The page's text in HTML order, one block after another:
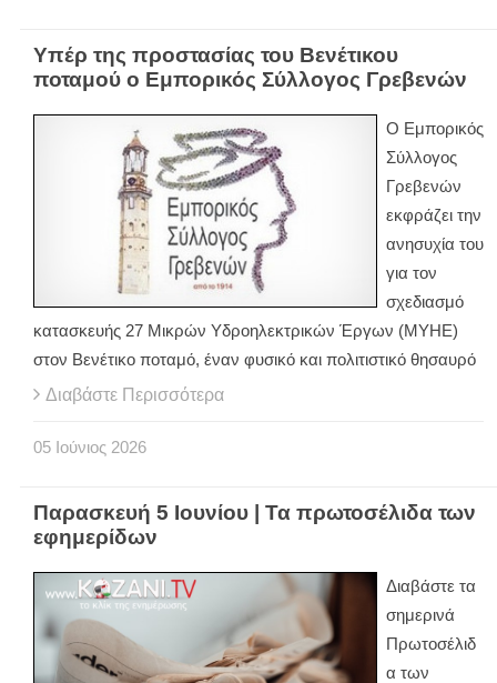
Υπέρ της προστασίας του Βενέτικου
ποταμού ο Εμπορικός Σύλλογος Γρεβενών
Ο Εμπορικός
Σύλλογος
Γρεβενών
εκφράζει την
ανησυχία του
για τον
σχεδιασμό
κατασκευής 27 Μικρών Υδροηλεκτρικών Έργων (ΜΥΗΕ)
στον Βενέτικο ποταμό, έναν φυσικό και πολιτιστικό θησαυρό
Διαβάστε Περισσότερα
05 Ιούνιος 2026
Παρασκευή 5 Ιουνίου | Τα πρωτοσέλιδα των
εφημερίδων
Διαβάστε τα
σημερινά
Πρωτοσέλιδ
α των